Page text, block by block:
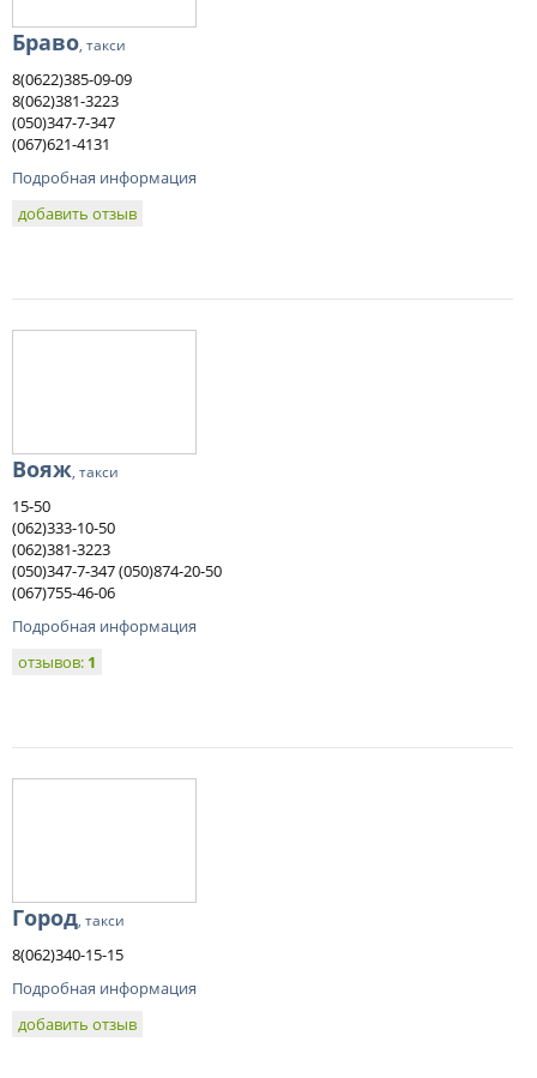
Браво, такси
8(0622)385-09-09
8(062)381-3223
(050)347-7-347
(067)621-4131
Подробная информация
добавить отзыв
Вояж, такси
15-50
(062)333-10-50
(062)381-3223
(050)347-7-347 (050)874-20-50
(067)755-46-06
Подробная информация
отзывов: 1
Город, такси
8(062)340-15-15
Подробная информация
добавить отзыв